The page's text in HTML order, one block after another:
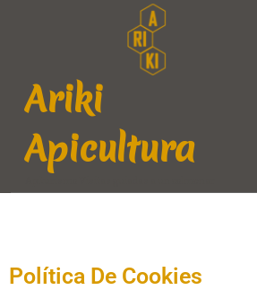
Ariki
Apicultura
Política De Cookies